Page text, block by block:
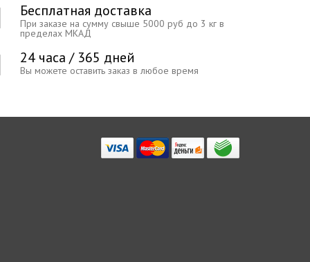
Бесплатная доставка
При заказе на сумму свыше 5000 руб до 3 кг в
пределах МКАД
24 часа / 365 дней
Вы можете оставить заказ в любое время